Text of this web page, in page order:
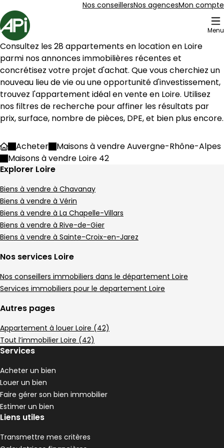
Nos conseillersNos agencesMon compte
Accueil
Menu
97 Maisons à vendre Loire 42
90 m² 4 pièces Pélussin
Aller à l'image1
Aller à l'image2
Aller à l'image3
Aller à l'image4
Aller à l'image5
190 000 €
Pélussin - 42410
Maison • 4 pièces • 90 m²
DPE :
G 3 chambres Terrain 3680 m²
de village 80 m² 3 pièces Anneyron
Aller à l'image1
Aller à l'image2
Aller à l'image3
Aller à l'image4
Aller à l'image5
120 000 €
Anneyron - 26140
DPE :
D 2 chambres
Consultez les 28 appartements en location en Loire
parmi nos annonces immobilières récentes et
concrétisez votre projet d'achat. Que vous cherchiez un
nouveau lieu de vie ou une opportunité d'investissement,
trouvez l'appartement idéal en vente en Loire. Utilisez
nos filtres de recherche pour affiner les résultats par
prix, surface, nombre de pièces, DPE, et bien plus encore.
AccueilAcheter
Maisons à vendre Auvergne-Rhône-Alpes
Maisons à vendre Loire 42
Explorer Loire
Biens à vendre à Chavanay
Biens à vendre à Vérin
Biens à vendre à La Chapelle-Villars
Biens à vendre à Rive-de-Gier
Biens à vendre à Sainte-Croix-en-Jarez
Nos services Loire
Nos conseillers immobiliers dans le département Loire
Services immobiliers pour le departement Loire
Autres pages
Appartement à louer Loire (42)
Tout l’immobilier Loire (42)
Services
Acheter un bien
Louer un bien
Faire gérer son bien immobilier
Estimer un bien
Liens utiles
Transmettre mes critères